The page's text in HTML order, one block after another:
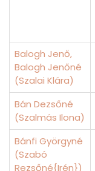
Balogh Jenő,
Balogh Jenőné
(Szalai Klára)
Bán Dezsőné
(Szalmás Ilona)
Bánfi Györgyné
(Szabó
Rezsőné{Irén})